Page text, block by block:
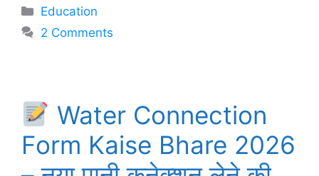
Categories
Education
2 Comments
Water Connection
Form Kaise Bhare 2026